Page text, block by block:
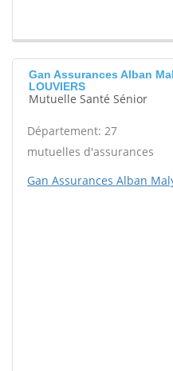
Gan Assurances Alban
LOUVIERS
Mutuelle Santé Sénior
Département: 27
mutuelles d'assurances
Gan Assurances Alban